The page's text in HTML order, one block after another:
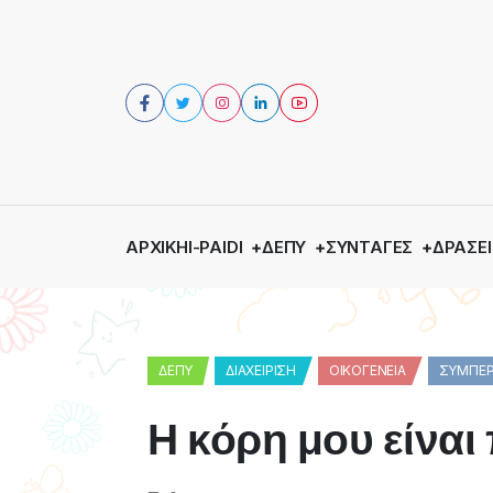
ΑΡΧΙΚΉI-PAIDI ΔΕΠΥ ΣΥΝΤΑΓΈΣ
ΔΕΠΥ ΔΙΑΧΕΊΡΙΣΗ ΟΙΚΟΓΈΝΕΙΑ
Η κόρη μου